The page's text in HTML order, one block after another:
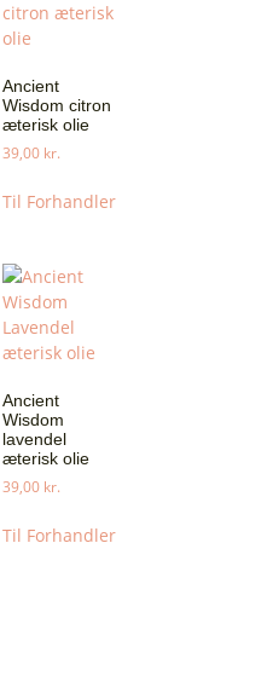
Ancient
Wisdom citron
æterisk olie
39,00 kr.
Til Forhandler
Ancient
Wisdom
lavendel
æterisk olie
39,00 kr.
Til Forhandler